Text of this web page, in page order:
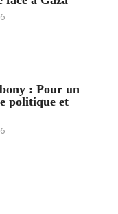
: Pour un
politique et